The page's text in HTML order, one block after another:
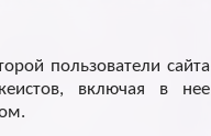
пользователи сайта
включая в нее